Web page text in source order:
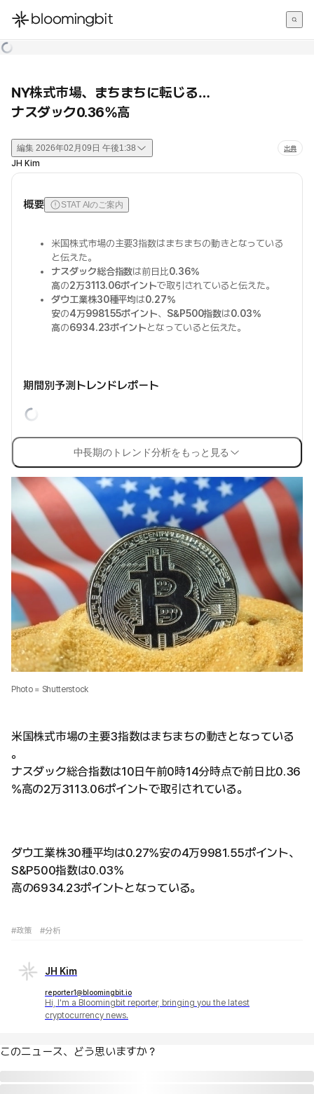
한국어
NY株式市場、まちまちに転じる…
ナスダック0.36%高
編集 2026年02月09日 午後1:38 出典
JH Kim
概要 STAT AIのご案内
米国株式市場の主要3指数はまちまちの動きとなっている
と伝えた。
ナスダック総合指数は前日比0.36%
高の2万3113.06ポイントで取引されていると伝えた。
ダウ工業株30種平均は0.27%
安の4万9981.55ポイント、 S&P500指数は0.03%
高の6934.23ポイントとなっていると伝えた。
期間別予測トレンドレポート
中長期のトレンド分析をもっと見る
Photo = Shutterstock
米国株式市場の主要3指数はまちまちの動きとなっている
。
ナスダック総合指数は10日午前0時14分時点で前日比0.36
%高の2万3113.06ポイントで取引されている。
ダウ工業株30種平均は0.27%安の4万9981.55ポイント、
S&P500指数は0.03%
高の6934.23ポイントとなっている。
#政策 #分析
JH Kim
reporter1@bloomingbit.io
Hi, I'm a Bloomingbit reporter, bringing you the latest
cryptocurrency news.
このニュース、どう思いますか？